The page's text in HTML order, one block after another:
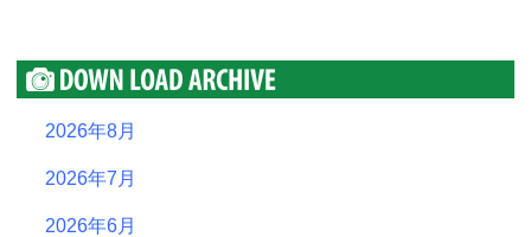
2026年8月
2026年7月
2026年6月